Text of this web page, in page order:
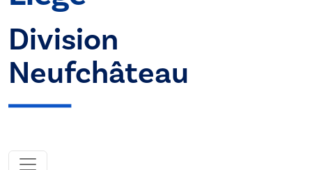
Division
Neufchâteau